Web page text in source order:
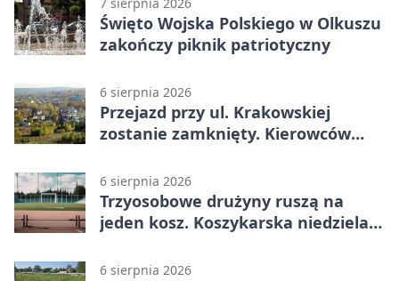
Święto Wojska Polskiego w Olkuszu
zakończy piknik patriotyczny
6 sierpnia 2026
Przejazd przy ul. Krakowskiej
zostanie zamknięty. Kierowców
6 sierpnia 2026
Trzyosobowe drużyny ruszą na
jeden kosz. Koszykarska niedziela
6 sierpnia 2026